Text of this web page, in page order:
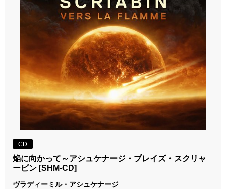
CD
焔に向かって～アシュケナージ・プレイズ・スクリャ
ービン [SHM-CD]
ヴラディーミル・アシュケナージ